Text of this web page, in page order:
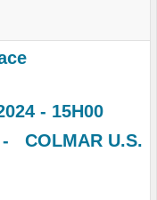
- 15H00
- COLMAR U.S.